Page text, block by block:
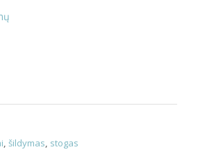
, šildymas, stogas